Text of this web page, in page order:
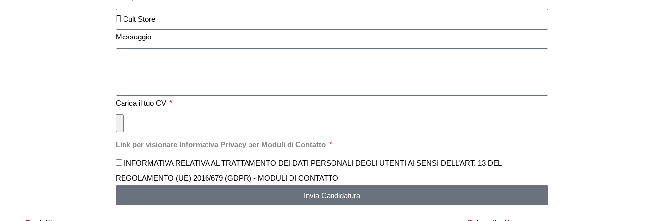
Messaggio
Carica il tuo CV
Link per visionare Informativa Privacy per Moduli di Contatto
INFORMATIVA RELATIVA AL TRATTAMENTO DEI DATI PERSONALI DEGLI UTENTI AI SENSI DELL’ART. 13 DEL
REGOLAMENTO (UE) 2016/679 (GDPR) - MODULI DI CONTATTO
Invia Candidatura